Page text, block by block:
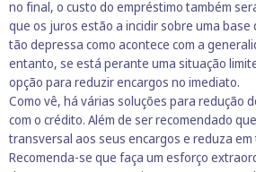
no final, o custo do empréstimo também
que os juros estão a incidir sobre uma base
tão depressa como acontece com a
entanto, se está perante uma situação
opção para reduzir encargos no imediato.
Como vê, há várias soluções para redução
com o crédito. Além de ser recomendado
transversal aos seus encargos e reduza em
Recomenda-se que faça um esforço